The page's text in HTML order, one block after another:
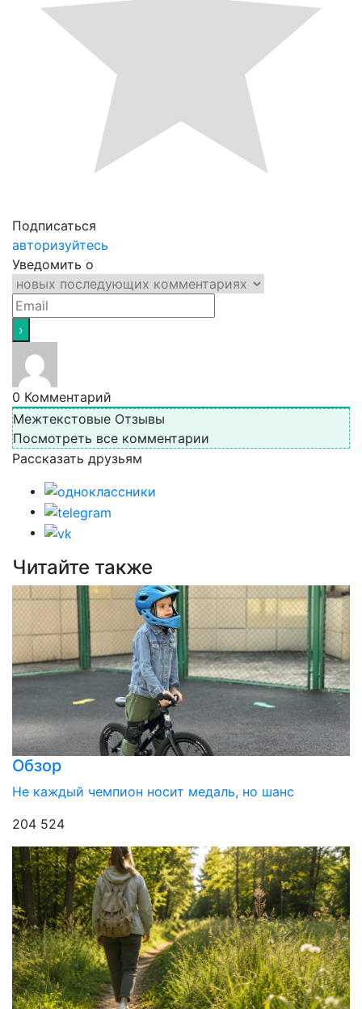
Подписаться
авторизуйтесь
Уведомить о
0 Комментарий
Межтекстовые Отзывы
Посмотреть все комментарии
Рассказать друзьям
Читайте также
Обзор
Не каждый чемпион носит медаль, но шанс
204 524